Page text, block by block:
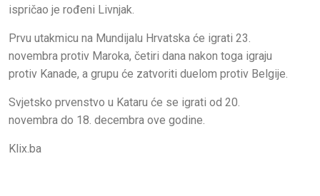
ispričao je rođeni Livnjak.
Prvu utakmicu na Mundijalu Hrvatska će igrati 23.
novembra protiv Maroka, četiri dana nakon toga igraju
protiv Kanade, a grupu će zatvoriti duelom protiv Belgije.
Svjetsko prvenstvo u Kataru će se igrati od 20.
novembra do 18. decembra ove godine.
Klix.ba